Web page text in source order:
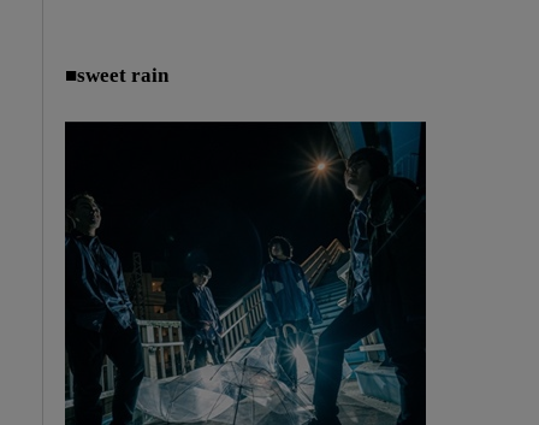
■sweet rain